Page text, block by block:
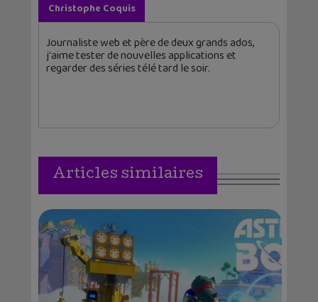
Christophe Coquis
Journaliste web et père de deux grands ados,
j'aime tester de nouvelles applications et
regarder des séries télé tard le soir.
Articles similaires